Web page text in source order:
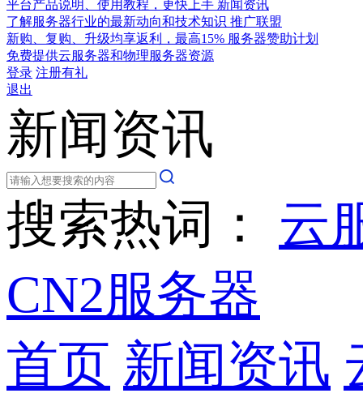
平台产品说明、使用教程，更快上手 新闻资讯
了解服务器行业的最新动向和技术知识 推广联盟
新购、复购、升级均享返利，最高15% 服务器赞助计划
免费提供云服务器和物理服务器资源
登录 注册有礼
退出
新闻资讯
搜索热词： 云
CN2服务器
首页 新闻资讯